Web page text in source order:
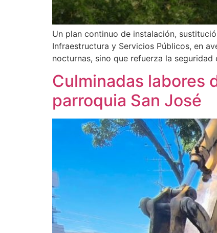
Un plan continuo de instalación,
Infraestructura y Servicios Públicos, en
nocturnas, sino que refuerza la
Culminadas labores
parroquia San José